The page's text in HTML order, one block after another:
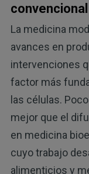
convencional
La medicina
avances en
intervenciones
factor más
las células.
mejor que el
en medicina
cuyo trabajo
alimenticios y